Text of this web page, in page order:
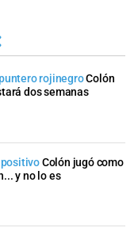
rojinegroColón
dos semanas
Colón jugó como
y no lo es